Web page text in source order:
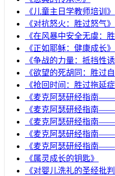
《儿童主日学教师培训》
《对抗怒火：胜过怒气》
《在风暴中安全无虞：
《正如耶稣：健康成长》
《争战的力量：抵挡性诱
《欲望的死胡同：胜过自
《抢回时间：胜过拖延症
《麦克阿瑟研经指南——
《麦克阿瑟研经指南——
《麦克阿瑟研经指南——
《麦克阿瑟研经指南——
《麦克阿瑟研经指南——
《属灵成长的钥匙》
《对婴儿洗礼的圣经批